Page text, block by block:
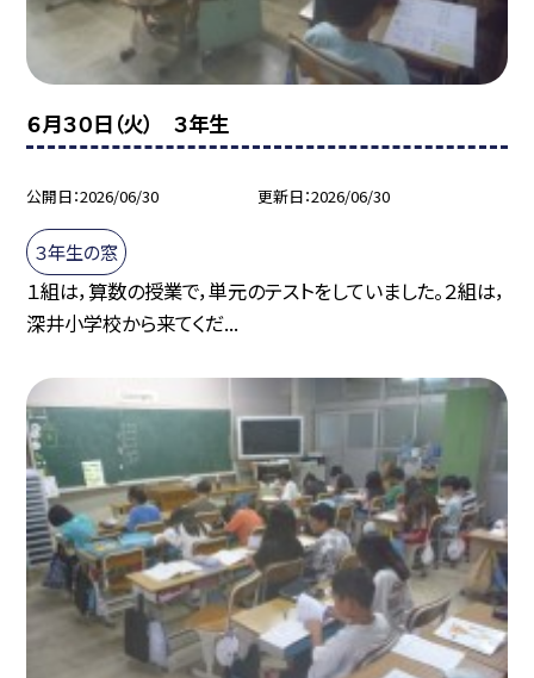
６月３０日（火） ３年生
公開日 2026/06/30 更新日 2026/06/30
３年生の窓
１組は，算数の授業で，単元のテストをしていました。２組は，
深井小学校から来てくだ...